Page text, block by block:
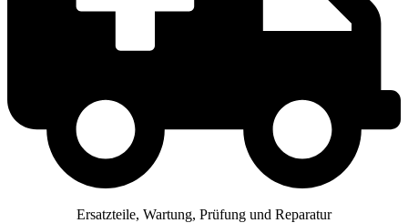
Ersatzteile, Wartung, Prüfung und Reparatur